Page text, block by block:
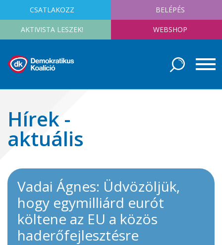
CSATLAKOZZ BELÉPÉS
AKTIVISTA LESZEK! WEBSHOP
Hírek -
aktuális
Vadai Ágnes: Üdvözöljük,
hogy egymilliárd eurót
költene az EU a közös
haderőfejlesztésre